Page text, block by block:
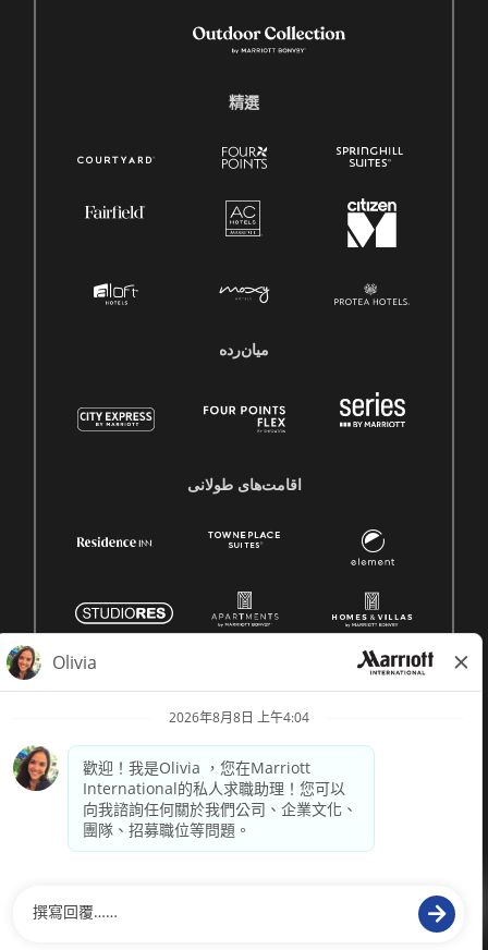
精選
میان‌رده
اقامت‌های طولانی
2026 萬豪國際集團保留所有權利。萬豪專有資訊
paradox.ai